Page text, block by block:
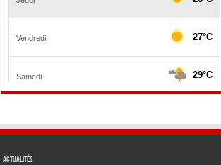
Actualités